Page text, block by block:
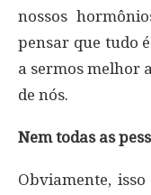
nossos
pensar que tudo
a sermos melhor
de nós.
Nem todas as
Obviamente,